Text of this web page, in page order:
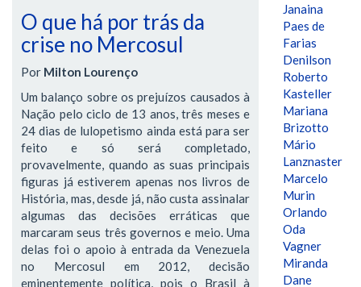
O que há por trás da
crise no Mercosul
Por Milton Lourenço
Um balanço sobre os prejuízos causados à
Nação pelo ciclo de 13 anos, três meses e
24 dias de lulopetismo ainda está para ser
feito e só será completado,
provavelmente, quando as suas principais
figuras já estiverem apenas nos livros de
História, mas, desde já, não custa assinalar
algumas das decisões erráticas que
marcaram seus três governos e meio. Uma
delas foi o apoio à entrada da Venezuela
no Mercosul em 2012, decisão
eminentemente política, pois o Brasil à
Janaina
Paes de
Farias
Denilson
Roberto
Kasteller
Mariana
Brizotto
Mário
Lanznaster
Marcelo
Murin
Orlando
Oda
Vagner
Miranda
Dane